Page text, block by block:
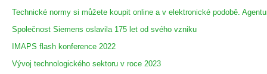
Technické normy si můžete koupit online a v elektronické podobě.
Společnost Siemens oslavila 175 let od svého vzniku
IMAPS flash konference 2022
Vývoj technologického sektoru v roce 2023